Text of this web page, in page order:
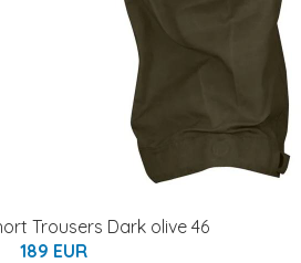
Trousers Dark olive 46
189 EUR